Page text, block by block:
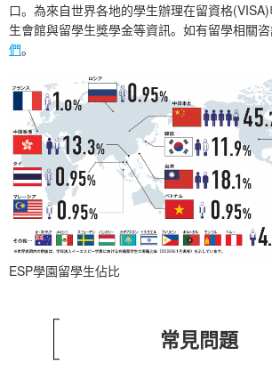
口。為來自世界各地的學生辦理在留資格
生會館與留學生獎學金等資訊。如有留學相關
們。
ESP學園留學生佔比
常見問題